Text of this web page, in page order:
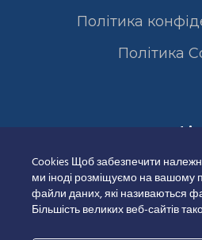
Політика
Полiтика
Cookies Щоб забезпечити
ми іноді розміщуємо на вашому
файли даних, які називаються
Більшість великих веб-сайтів